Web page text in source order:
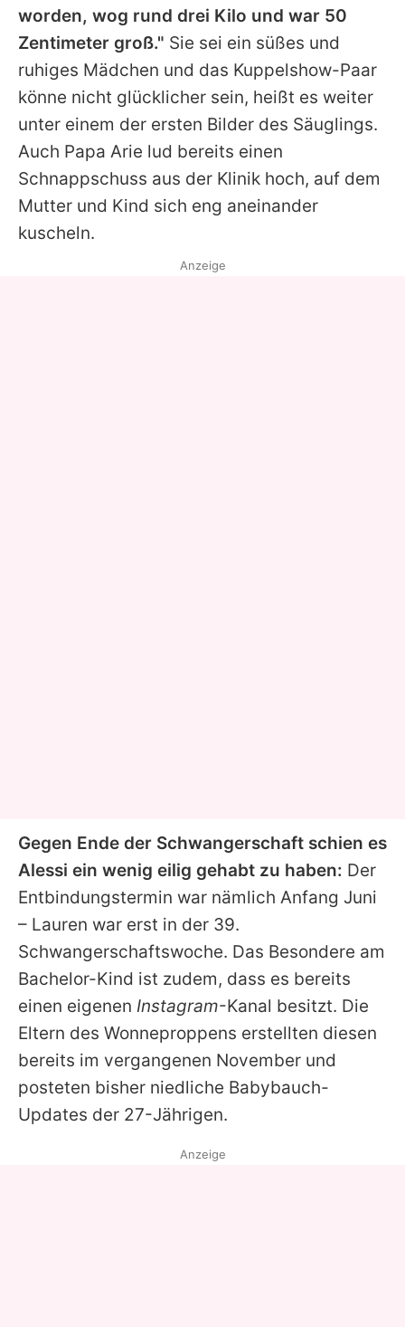
worden, wog rund drei Kilo und war 50
Zentimeter groß." Sie sei ein süßes und
ruhiges Mädchen und das Kuppelshow-Paar
könne nicht glücklicher sein, heißt es weiter
unter einem der ersten Bilder des Säuglings.
Auch Papa Arie lud bereits einen
Schnappschuss aus der Klinik hoch, auf dem
Mutter und Kind sich eng aneinander
kuscheln.
Gegen Ende der Schwangerschaft schien es
Alessi ein wenig eilig gehabt zu haben: Der
Entbindungstermin war nämlich Anfang Juni
– Lauren war erst in der 39.
Schwangerschaftswoche. Das Besondere am
Bachelor-Kind ist zudem, dass es bereits
einen eigenen Instagram-Kanal besitzt. Die
Eltern des Wonneproppens erstellten diesen
bereits im vergangenen November und
posteten bisher niedliche Babybauch-
Updates der 27-Jährigen.
Anzeige
Anzeige